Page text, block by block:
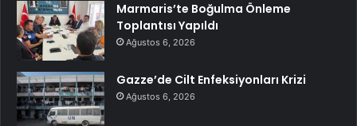
Marmaris’te Boğulma Önleme
Toplantısı Yapıldı
Ağustos 6, 2026
Gazze’de Cilt Enfeksiyonları Krizi
Ağustos 6, 2026